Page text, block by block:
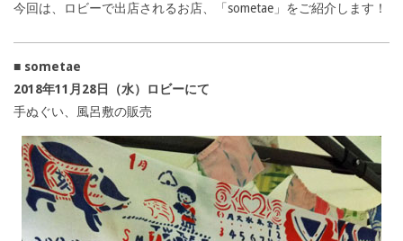
今回は、ロビーで出店されるお店、「sometae」をご紹介します！
■ sometae
2018年11月28日（水）ロビーにて
手ぬぐい、風呂敷の販売